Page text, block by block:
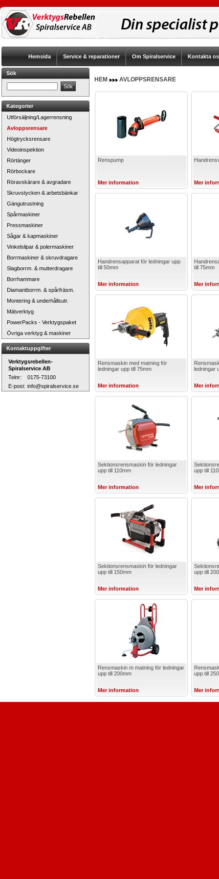
Hemsida Service & reparationer Om Spiralservice Kontakta
Sök
Kategorier
Utförsäljning/Lagerrensning
Avloppsrensare
Högtrycksrensare
Videoinspektion
Rörtänger
Rörbockare
Röravskärare & avgradare
Skruvstycken & arbetsbänkar
Gängutrustning
Spårmaskiner
Pressmaskiner
Sågar & kapmaskiner
Vinkelslipar & polermaskiner
Borrmaskiner & skruvdragare
Slagborrm. & mutterdragare
Borrhammare
Diamantborrm. & spårfräsm.
Montering & underhållsutr.
Mätverktyg
PowerPacks - Verktygspaket
Övriga verktyg & maskiner
Kontaktuppgifter
Verktygsrebellen-
Spiralservice AB
Telnr:
0175-73100
E-post: info@spiralservice.se
HEM AVLOPPSRENSARE
Renspump
Mer information Mer
Handrensapparat för ledningar upp
till 50mm
Mer information
till 75mm
Mer
Rensmaskin med matning för
ledningar upp till 75mm
Mer information
ledningar
Mer
Sektionsrensmaskin för ledningar
upp till 110mm
Mer information
upp till
Mer
Sektionsrensmaskin för ledningar
upp till 150mm
Mer information
upp till
Mer
Rensmaskin m matning för ledningar
upp till 200mm
Mer information
upp till
Mer